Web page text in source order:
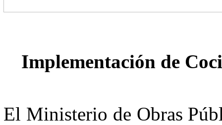
Implementación de
El Ministerio de Obras